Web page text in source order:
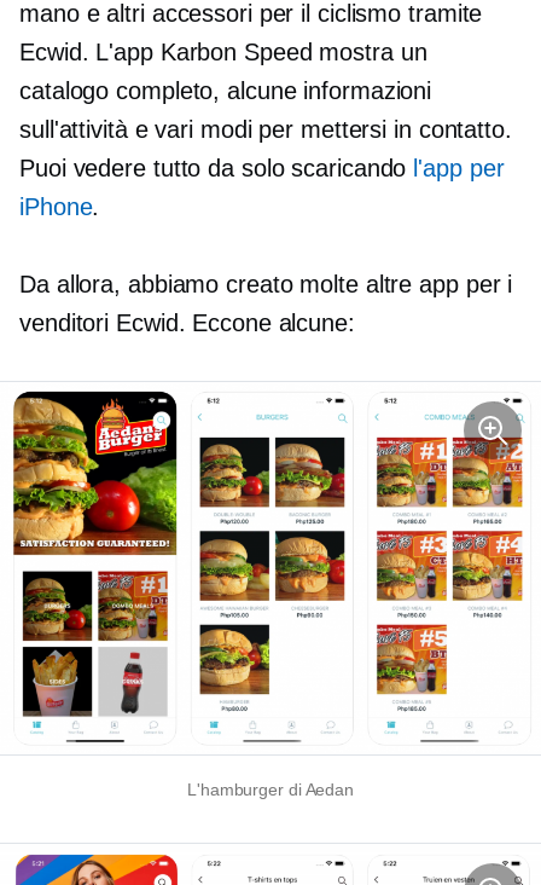
mano e altri accessori per il ciclismo tramite
Ecwid. L'app Karbon Speed ​​mostra un
catalogo completo, alcune informazioni
sull'attività e vari modi per mettersi in contatto.
Puoi vedere tutto da solo scaricando l'app per
iPhone.
Da allora, abbiamo creato molte altre app per i
venditori Ecwid. Eccone alcune:
L'hamburger di Aedan